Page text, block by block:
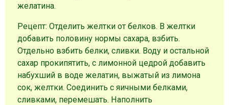
желатина.
Рецепт: Отделить желтки от белков. В желтки
добавить половину нормы сахара, взбить.
Отдельно взбить белки, сливки. Воду и остальной
сахар прокипятить, с лимонной цедрой добавить
набухший в воде желатин, выжатый из лимона
сок, желтки. Соединить с яичными белками,
сливками, перемешать. Наполнить